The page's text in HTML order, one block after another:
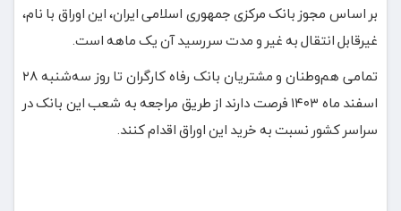
بر اساس مجوز بانک مرکزی جمهوری اسلامی ایران، این اوراق با نام،
غیرقابل انتقال به غیر و مدت سررسید آن یک ماهه است.
تمامی هم‌وطنان و مشتریان بانک رفاه کارگران تا روز سه‌شنبه ۲۸
اسفند ماه ۱۴۰۳ فرصت دارند از طریق مراجعه به شعب این بانک در
سراسر کشور نسبت به خرید این اوراق اقدام کنند.